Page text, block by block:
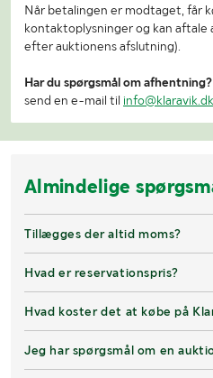
Når betalingen er modtaget, får
kontaktoplysninger og kan aftale
efter auktionens afslutning).
Har du spørgsmål om afhentning?
send en e-mail til info@klaravik.dk
Almindelige
Tillægges der altid moms?
Hvad er reservationspris?
Hvad koster det at købe på
Jeg har spørgsmål om en